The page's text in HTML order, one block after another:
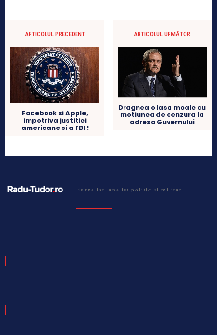
ARTICOLUL PRECEDENT
Facebook si Apple,
impotriva justitiei
americane si a FBI !
ARTICOLUL URMĂTOR
Dragnea o lasa moale cu
motiunea de cenzura la
adresa Guvernului
jurnalist, analist politic si militar